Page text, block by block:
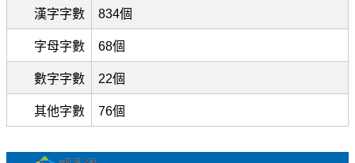
漢字字數 834個
字母字數 68個
數字字數 22個
其他字數 76個